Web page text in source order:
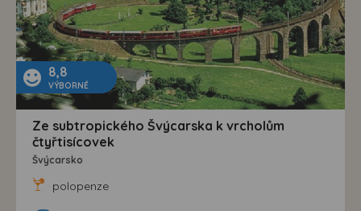
8,8
VÝBORNÉ
Ze subtropického Švýcarska k vrcholům
čtyřtisícovek
Švýcarsko
polopenze